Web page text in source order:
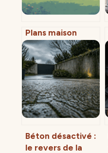
Plans maison
blanche : idées,
modèles et
conseils pour bien
choisir
Béton désactivé :
le revers de la